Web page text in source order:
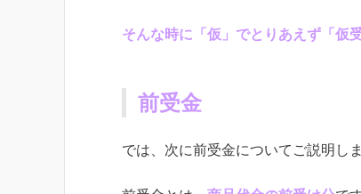
そんな時に「仮」でとりあえず「仮
前受金
では、次に前受金についてご説明しま